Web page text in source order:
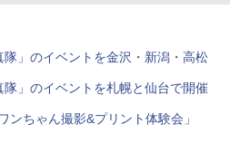
」のイベントを金沢・新潟・高松
」のイベントを札幌と仙台で開催
ンちゃん撮影&プリント体験会」